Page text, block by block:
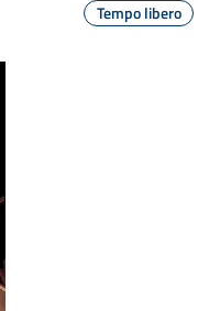
Tempo libero